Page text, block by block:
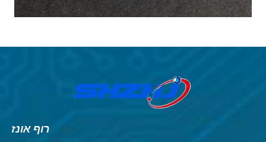
רוף אונז